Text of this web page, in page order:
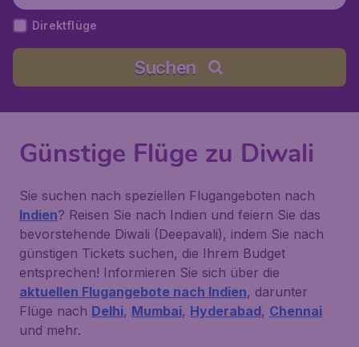
Direktflüge
Suchen
Günstige Flüge zu Diwali
Sie suchen nach speziellen Flugangeboten nach
Indien? Reisen Sie nach Indien und feiern Sie das
bevorstehende Diwali (Deepavali), indem Sie nach
günstigen Tickets suchen, die Ihrem Budget
entsprechen! Informieren Sie sich über die
aktuellen Flugangebote nach Indien, darunter
Flüge nach Delhi, Mumbai, Hyderabad, Chennai
und mehr.